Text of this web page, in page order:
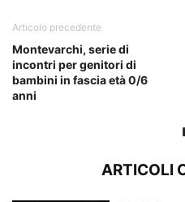
Articolo precedente
Montevarchi, serie di
incontri per genitori di
bambini in fascia età 0/6
anni
ARTICOLI